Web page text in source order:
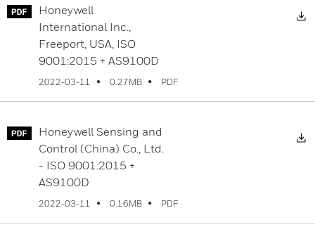
Honeywell
International Inc.,
Freeport, USA, ISO
9001:2015 + AS9100D
2022-03-11 0.27MB PDF
Honeywell Sensing and
Control (China) Co., Ltd.
- ISO 9001:2015 +
AS9100D
2022-03-11 0.16MB PDF